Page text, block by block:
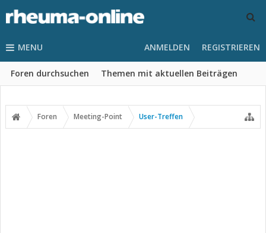
MENU
Foren durchsuchen Themen mit aktuellen Beiträgen
ANMELDEN REGISTRIEREN
Foren Meeting-Point User-Treffen